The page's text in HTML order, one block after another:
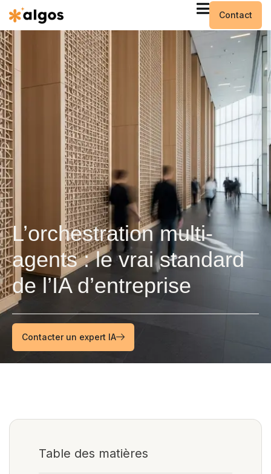
Contact
L’orchestration multi-
agents : le vrai standard
de l’IA d’entreprise
Contacter un expert IA
Table des matières